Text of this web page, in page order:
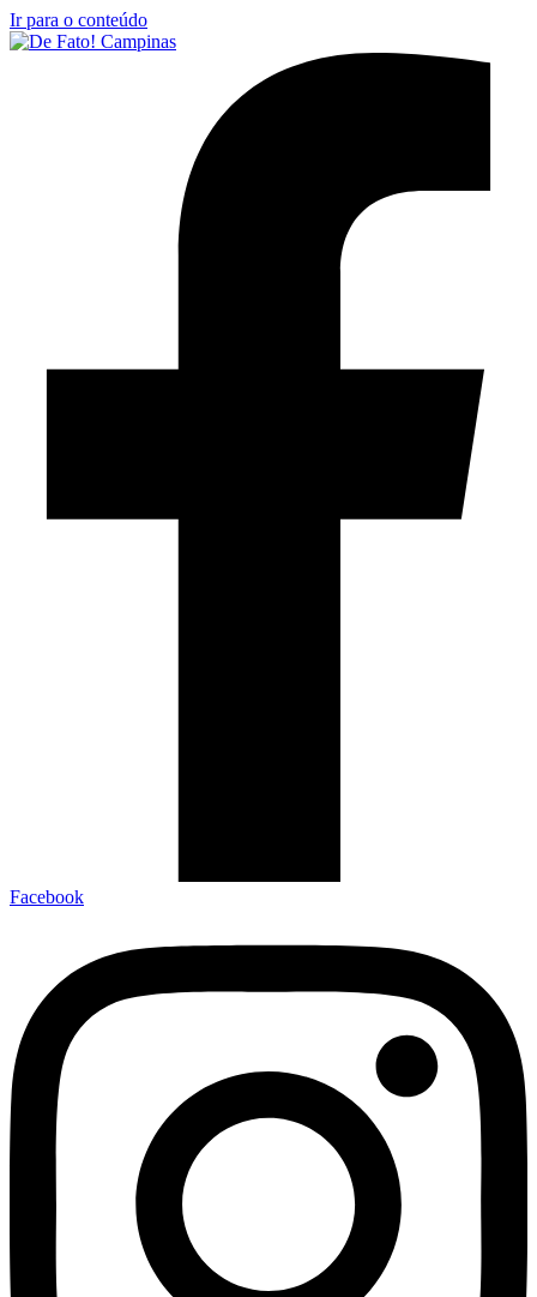
Ir para o conteúdo
Facebook